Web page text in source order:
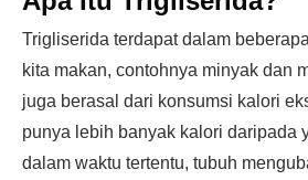
Trigliserida terdapat dalam
kita makan, contohnya minyak dan
juga berasal dari konsumsi kalori
punya lebih banyak kalori daripada
dalam waktu tertentu, tubuh